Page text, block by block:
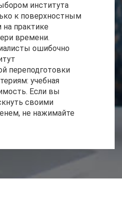
института
к поверхностным
практике
времени.
ошибочно
переподготовки
учебная
Если вы
своими
не нажимайте